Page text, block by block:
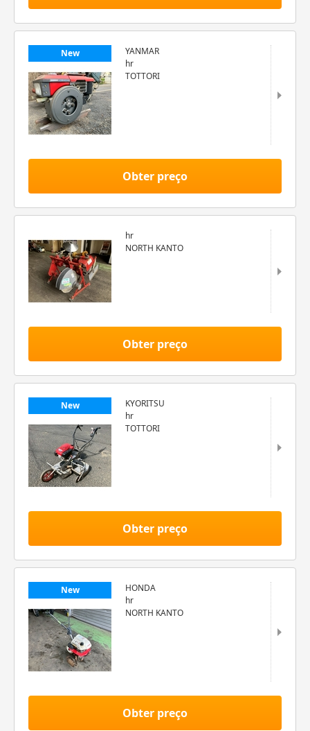
New
YANMAR
hr
TOTTORI
Obter preço
hr
NORTH KANTO
Obter preço
New
KYORITSU
hr
TOTTORI
Obter preço
New
HONDA
hr
NORTH KANTO
Obter preço